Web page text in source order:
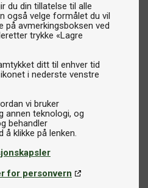
du din tillatelse til alle
også velge formålet du vil
på avmerkingsboksen ved
trykke «Lagre
ditt til enhver tid
i nederste venstre
vi bruker
annen teknologi, og
behandler
for personvern